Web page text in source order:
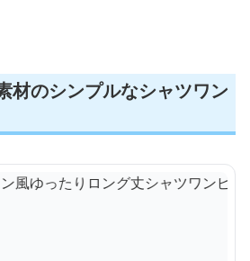
材のシンプルなシャツワン